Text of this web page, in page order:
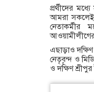
প্রর্থীদের
আমরা
নেতাকর্মীর
এছাড়াও
নেতৃবৃন্দ ও
ও দক্ষিণ